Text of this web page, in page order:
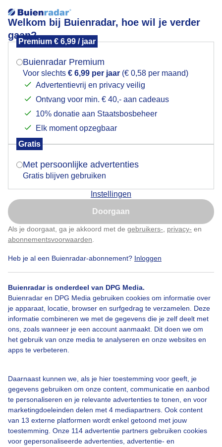
Welkom bij Buienradar, hoe wil je verder
gaan?
Premium € 6,99 / jaar
Buienradar Premium
Voor slechts € 6,99 per jaar (€ 0,58 per maand)
Advertentievrij en privacy veilig
Ontvang voor min. € 40,- aan cadeaus
10% donatie aan Staatsbosbeheer
Elk moment opzegbaar
Gratis
Met persoonlijke advertenties
Gratis blijven gebruiken
Instellingen
Doorgaan
Als je doorgaat, ga je akkoord met de gebruikers- privacy- en
abonnementsvoorwaarden
Heb je al een Buienradar-abonnement? Inloggen
Buienradar is onderdeel van DPG Media.
Buienradar en DPG Media gebruiken cookies om informatie over
je apparaat, locatie, browser en surfgedrag te verzamelen. Deze
informatie combineren we met de gegevens die je zelf deelt met
ons, zoals wanneer je een account aanmaakt. Dit doen we om
het gebruik van onze media te analyseren en onze websites en
apps te verbeteren.
Daarnaast kunnen we, als je hier toestemming voor geeft, je
gegevens gebruiken om onze content, communicatie en aanbod
te personaliseren en je relevante advertenties te tonen, en voor
marketingdoeleinden delen met 4 mediapartners. Ook content
van 13 externe platformen wordt enkel getoond met jouw
toestemming. Onze 114 advertentie partners gebruiken cookies
voor gepersonaliseerde advertenties, advertentie- en
Lente
De kastanjeboom begint ook uit te lopen.....Lente...
Door: Ton Wesselius Gemaakt: 28-03-2023, 159x bekeken
Bekijk slideshow
Een moment geduld aub...
Mogen we je locatie gebruiken voor het
Indien je hier nog geen akkoord op hebt gegeven,
verschijnt er zo een pop-up uit je browser waarin
Is goed, toon de popup
Nu niet, misschien later
Klik hierom dit aan te passen